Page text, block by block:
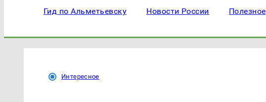
Гид по Альметьевску Новости России Полезное
Интересное